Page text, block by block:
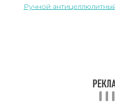
Ручной